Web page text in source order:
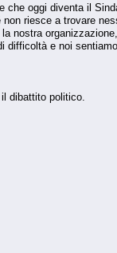
che oggi diventa il
riesce a trovare
nostra
difficoltà e noi
dibattito politico.